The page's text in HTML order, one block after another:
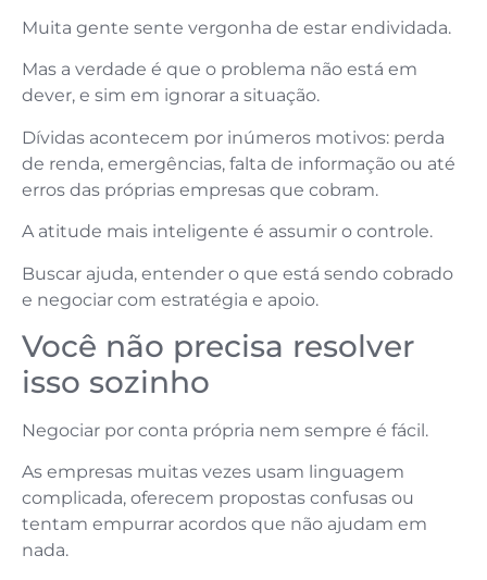
Muita gente sente vergonha de estar endividada.
Mas a verdade é que o problema não está em
dever, e sim em ignorar a situação.
Dívidas acontecem por inúmeros motivos: perda
de renda, emergências, falta de informação ou até
erros das próprias empresas que cobram.
A atitude mais inteligente é assumir o controle.
Buscar ajuda, entender o que está sendo cobrado
e negociar com estratégia e apoio.
Você não precisa resolver
isso sozinho
Negociar por conta própria nem sempre é fácil.
As empresas muitas vezes usam linguagem
complicada, oferecem propostas confusas ou
tentam empurrar acordos que não ajudam em
nada.